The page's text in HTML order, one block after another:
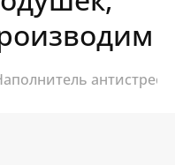
антистресс